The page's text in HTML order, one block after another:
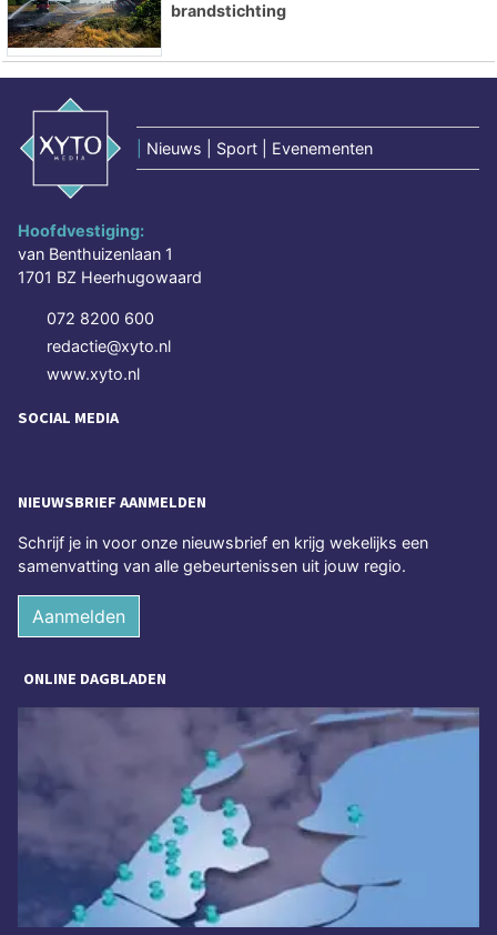
brandstichting
Nieuws | Sport | Evenementen
Hoofdvestiging:
van Benthuizenlaan 1
1701 BZ Heerhugowaard
072 8200 600
redactie@xyto.nl
www.xyto.nl
SOCIAL MEDIA
NIEUWSBRIEF AANMELDEN
Schrijf je in voor onze nieuwsbrief en krijg wekelijks een
samenvatting van alle gebeurtenissen uit jouw regio.
Aanmelden
ONLINE DAGBLADEN